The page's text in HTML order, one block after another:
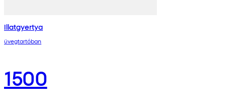
Illatgyertya
üvegtartóban
1500